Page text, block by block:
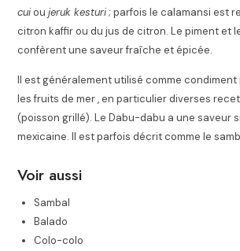
cuioujeruk kesturi; parfois le calamansi est
citron kaffir ou du jus de citron. Le piment et
confèrent une saveur fraîche et épicée.
Il est généralement utilisé comme condiment
les fruits de mer , en particulier diverses
(poisson grillé). Le Dabu-dabu a une saveur
mexicaine. Il est parfois décrit comme le
Voir aussi
Sambal
Balado
Colo-colo